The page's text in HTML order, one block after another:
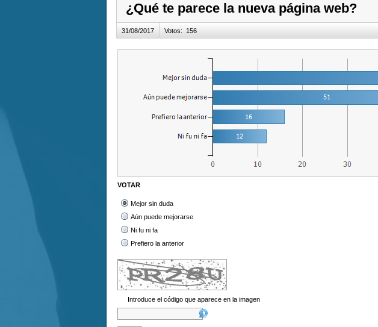
¿Qué te parece la nueva página web?
31/08/2017 Votos: 156
VOTAR
Mejor sin duda
Aún puede mejorarse
Ni fu ni fa
Prefiero la anterior
Introduce el código que aparece en la imagen